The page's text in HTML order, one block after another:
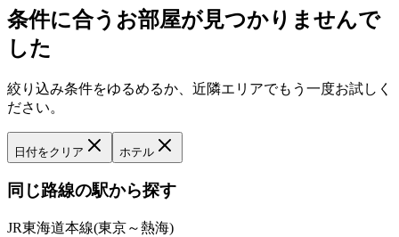
条件に合うお部屋が見つかりませんで
した
絞り込み条件をゆるめるか、近隣エリアでもう一度お試しく
ださい。
日付をクリア ホテル
同じ路線の駅から探す
JR東海道本線(東京～熱海)